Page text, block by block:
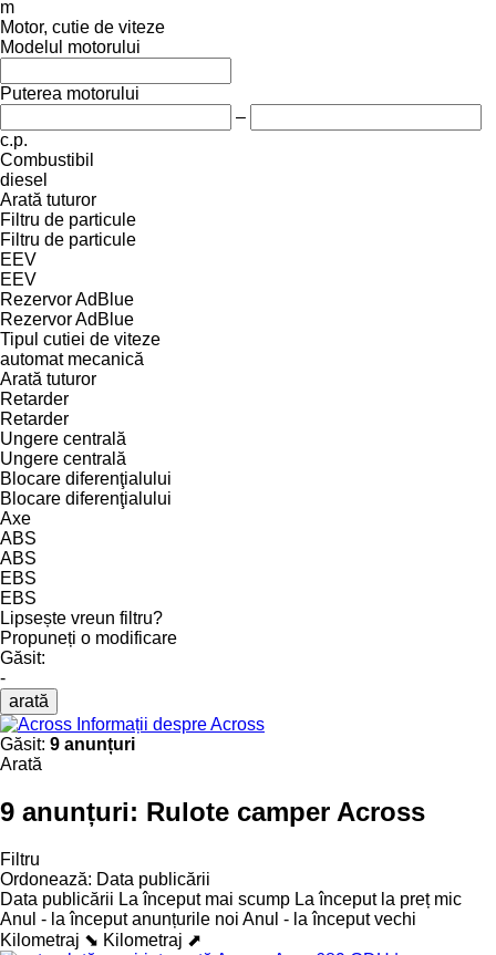
m
Motor, cutie de viteze
Modelul motorului
Puterea motorului
–
c.p.
Combustibil
diesel
Arată tuturor
Filtru de particule
Filtru de particule
EEV
EEV
Rezervor AdBlue
Rezervor AdBlue
Tipul cutiei de viteze
automat mecanică
Arată tuturor
Retarder
Retarder
Ungere centrală
Ungere centrală
Blocare diferenţialului
Blocare diferenţialului
Axe
ABS
ABS
EBS
EBS
Lipsește vreun filtru?
Propuneți o modificare
Găsit:
-
arată
Informații despre Across
Găsit: 9 anunțuri
Arată
9 anunțuri: Rulote camper Across
Filtru
Ordonează: Data publicării
Data publicării La început mai scump La început la preț mic
Anul - la început anunțurile noi Anul - la început vechi
Kilometraj ⬊ Kilometraj ⬈